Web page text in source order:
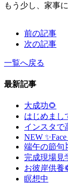
もう少し、家事
前の記事
次の記事
一覧へ戻る
最新記事
大成功🌻
はじめまし
インスタで
NEW
端午の節句
完成現場見
お彼岸供養
瞑想中